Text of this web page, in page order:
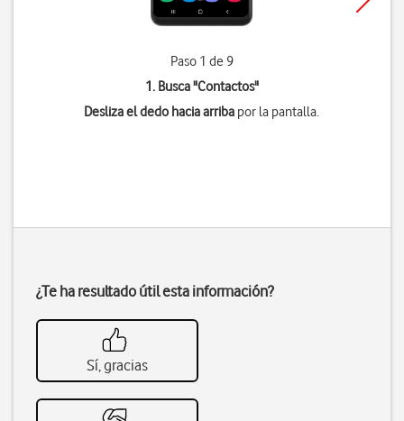
Paso 1 de 9
1. Busca "Contactos"
Desliza el dedo hacia arriba por la pantalla.
¿Te ha resultado útil esta información?
Sí, gracias